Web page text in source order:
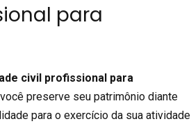
para
civil profissional para
preserve seu patrimônio diante
para o exercício da sua atividade